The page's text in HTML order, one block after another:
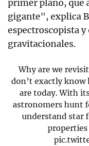
primer plano, que
gigante", explica
espectroscopista
gravitacionales.
Why are we
don’t exactly know
are today. With
astronomers hunt
understand star